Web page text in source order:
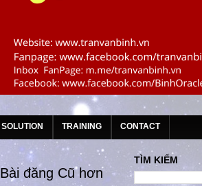
SOLUTION TRAINING CONTACT
Bài đăng Cũ hơn
TÌM KIẾM